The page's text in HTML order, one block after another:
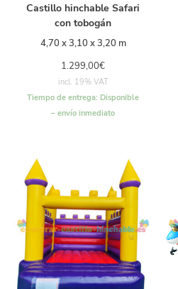
Castillo hinchable Safari
con tobogán
4,70 x 3,10 x 3,20 m
1.299,00€
incl. 19% VAT
Tiempo de entrega: Disponible
– envío inmediato